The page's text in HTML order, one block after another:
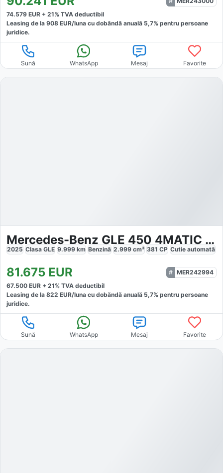
74.579 EUR + 21% TVA deductibil
Leasing de la 908 EUR/luna cu dobăndă anuală 5,7% pentru persoane
juridice.
Sună WhatsApp Mesaj Favorite
Mercedes-Benz GLE 450 4MATIC AMG
2025 Clasa GLE 9.999 km Benzină 2.999 cm³ 381 CP Cutie automată
81.675 EUR
MER242994
67.500 EUR + 21% TVA deductibil
Leasing de la 822 EUR/luna cu dobăndă anuală 5,7% pentru persoane
juridice.
Sună WhatsApp Mesaj Favorite